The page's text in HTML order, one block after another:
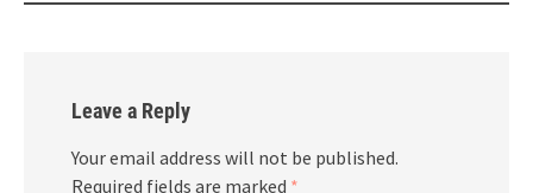
Leave a Reply
Your email address will not be published.
Required fields are marked *